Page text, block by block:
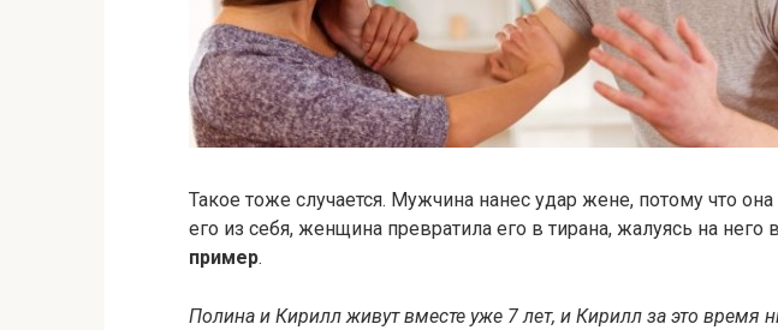
Такое тоже случается. Мужчина нанес удар жене, потому что
его из себя, женщина превратила его в тирана, жалуясь на него
пример.
Полина и Кирилл живут вместе уже 7 лет, и Кирилл за это время